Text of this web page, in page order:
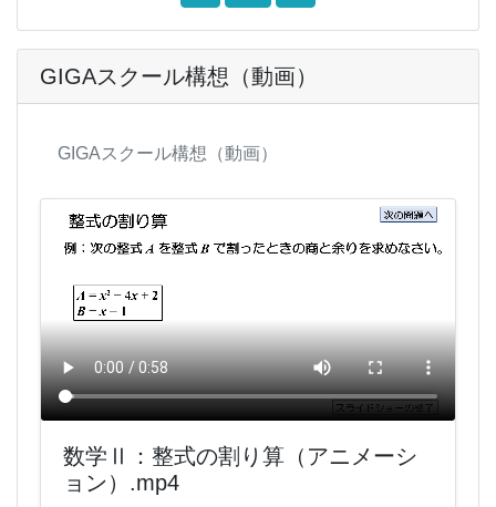
GIGAスクール構想（動画）
GIGAスクール構想（動画）
数学Ⅱ：整式の割り算（アニメーシ
ョン）.mp4